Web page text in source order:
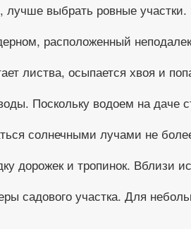
выбрать ровные
расположенный
листва, осыпается хвоя и
Поскольку водоем на даче
солнечными лучами не
дорожек и тропинок. Вблизи
садового участка. Для